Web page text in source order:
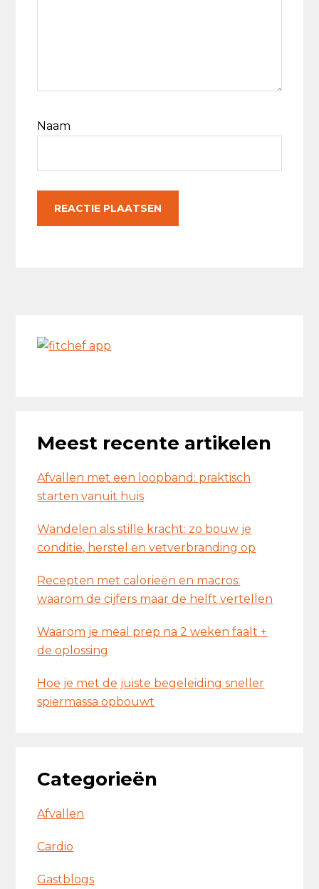
Naam
Meest recente artikelen
Afvallen met een loopband: praktisch
starten vanuit huis
Wandelen als stille kracht: zo bouw je
conditie, herstel en vetverbranding op
Recepten met calorieën en macros:
waarom de cijfers maar de helft vertellen
Waarom je meal prep na 2 weken faalt +
de oplossing
Hoe je met de juiste begeleiding sneller
spiermassa opbouwt
Categorieën
Afvallen
Cardio
Gastblogs